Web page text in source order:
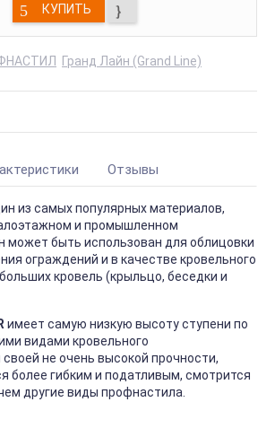
КУПИТЬ
Гранд Лайн (Grand Line)
Отзывы
из самых популярных материалов,
и промышленном
может быть использован для облицовки
ограждений и в качестве кровельного
кровель (крыльцо, беседки и
имеет самую низкую высоту ступени по
видами кровельного
не очень высокой прочности,
более гибким и податливым, смотрится
другие виды профнастила.